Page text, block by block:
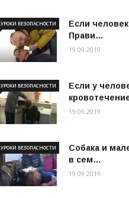
Если
Прави…
УРОКИ БЕЗОПАСНОСТИ
19.09.2019
Если у
УРОКИ БЕЗОПАСНОСТИ
19.09.2019
Собака и
в сем…
УРОКИ БЕЗОПАСНОСТИ
19.09.2019